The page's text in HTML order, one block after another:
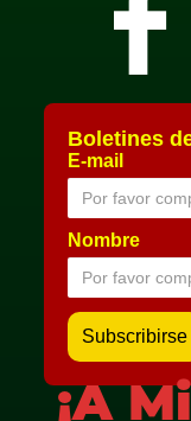
Boletines
E-mail
Nombre
¡A